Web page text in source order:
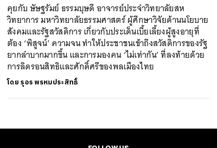
คุยกับ ษัษฐรัมย์ ธรรมบุษดี อาจารย์ประจำวิทยาลัยสห
วิทยาการ มหาวิทยาลัยธรรมศาสตร์ ผู้ศึกษาวิจัยด้านนโยบาย
สังคมและรัฐสวัสดิการ เกี่ยวกับประเด็นเบี้ยเลี้ยงผู้สูงอายุที่
ต้อง ‘พิสูจน์’ ความจน ทำให้ประชาชนเข้าถึงสวัสดิการของรัฐ
ยากลำบากมากขึ้น และการมองคน ‘ไม่เท่ากัน’ ที่ลงท้ายด้วย
การลิดรอนสิทธิและศักดิ์ศรีของพลเมืองไทย
โดย รุอร พรหมประสิทธิ์